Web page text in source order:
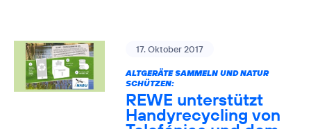
17. Oktober 2017
ALTGERÄTE SAMMELN UND NATUR
SCHÜTZEN:
REWE unterstützt
Handyrecycling von